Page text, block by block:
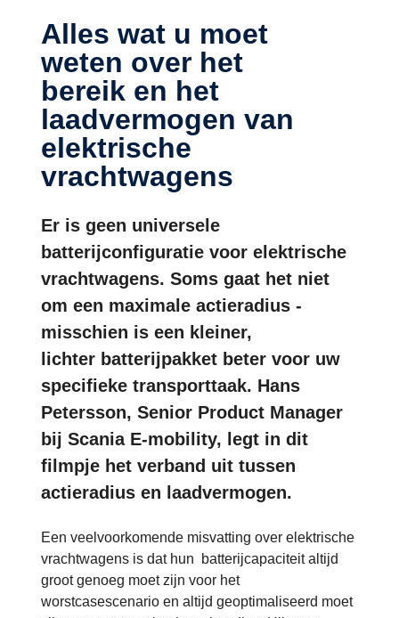
Alles wat u moet
weten over het
bereik en het
laadvermogen van
elektrische
vrachtwagens
Er is geen universele
batterijconfiguratie voor elektrische
vrachtwagens. Soms gaat het niet
om een maximale actieradius -
misschien is een kleiner,
lichter batterijpakket beter voor uw
specifieke transporttaak. Hans
Petersson, Senior Product Manager
bij Scania E-mobility, legt in dit
filmpje het verband uit tussen
actieradius en laadvermogen.
Een veelvoorkomende misvatting over elektrische
vrachtwagens is dat hun batterijcapaciteit altijd
groot genoeg moet zijn voor het
worstcasescenario en altijd geoptimaliseerd moet